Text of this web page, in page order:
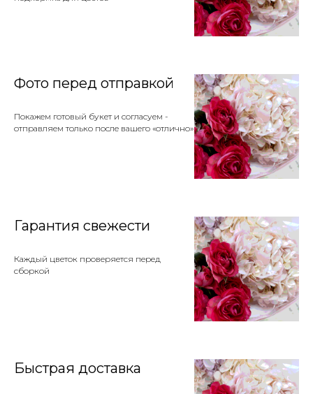
Фото перед отправкой
Покажем готовый букет и согласуем -
отправляем только после вашего «отлично»
Гарантия свежести
Каждый цветок проверяется перед
сборкой
Быстрая доставка